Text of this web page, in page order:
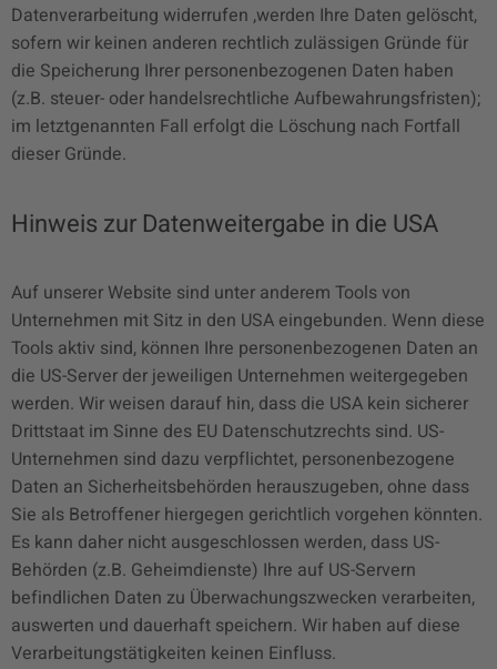
Datenverarbeitung widerrufen ,werden Ihre Daten gelöscht,
sofern wir keinen anderen rechtlich zulässigen Gründe für
die Speicherung Ihrer personenbezogenen Daten haben
(z.B. steuer- oder handelsrechtliche Aufbewahrungsfristen);
im letztgenannten Fall erfolgt die Löschung nach Fortfall
dieser Gründe.
Hinweis zur Datenweitergabe in die USA
Auf unserer Website sind unter anderem Tools von
Unternehmen mit Sitz in den USA eingebunden. Wenn diese
Tools aktiv sind, können Ihre personenbezogenen Daten an
die US-Server der jeweiligen Unternehmen weitergegeben
werden. Wir weisen darauf hin, dass die USA kein sicherer
Drittstaat im Sinne des EU Datenschutzrechts sind. US-
Unternehmen sind dazu verpflichtet, personenbezogene
Daten an Sicherheitsbehörden herauszugeben, ohne dass
Sie als Betroffener hiergegen gerichtlich vorgehen könnten.
Es kann daher nicht ausgeschlossen werden, dass US-
Behörden (z.B. Geheimdienste) Ihre auf US-Servern
befindlichen Daten zu Überwachungszwecken verarbeiten,
auswerten und dauerhaft speichern. Wir haben auf diese
Verarbeitungstätigkeiten keinen Einfluss.